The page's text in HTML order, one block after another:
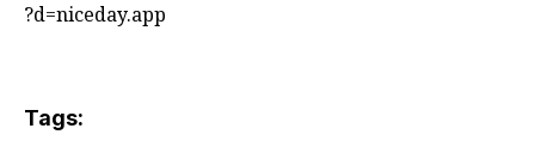
?d=niceday.app
Tags: